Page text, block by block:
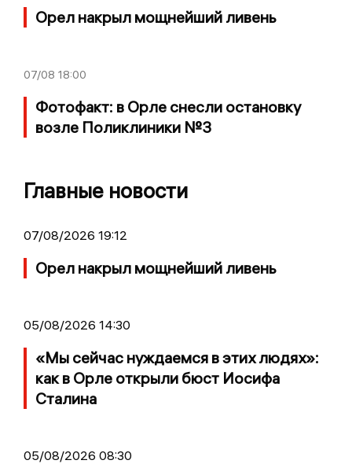
Орел накрыл мощнейший ливень
07/08 18:00
Фотофакт: в Орле снесли остановку
возле Поликлиники №3
Главные новости
07/08/2026 19:12
Орел накрыл мощнейший ливень
05/08/2026 14:30
«Мы сейчас нуждаемся в этих людях»:
как в Орле открыли бюст Иосифа
Сталина
05/08/2026 08:30